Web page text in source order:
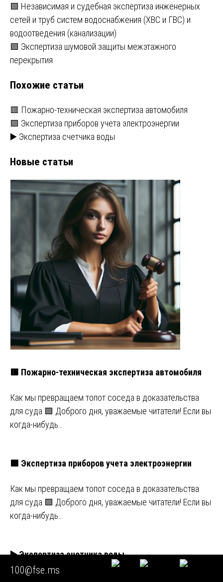
Навигация
по
записям
🟩 Независимая и судебная экспертиза инженерных
сетей и труб систем водоснабжения (ХВС и ГВС) и
водоотведения (канализации)
🟩 Экспертиза шумовой защиты межэтажного
перекрытия
Похожие статьи
🟥 Пожарно-техническая экспертиза автомобиля
🟩 Экспертиза приборов учета электроэнергии
▶️ Экспертиза счетчика воды
Новые статьи
🟥 Пожарно-техническая экспертиза автомобиля
Как мы превращаем топот соседа в доказательства
для суда 🟩 Доброго дня, уважаемые читатели! Если вы
когда-нибудь…
🟩 Экспертиза приборов учета электроэнергии
Как мы превращаем топот соседа в доказательства
для суда 🟩 Доброго дня, уважаемые читатели! Если вы
когда-нибудь…
▶️ Экспертиза счетчика воды
100@fse.ms